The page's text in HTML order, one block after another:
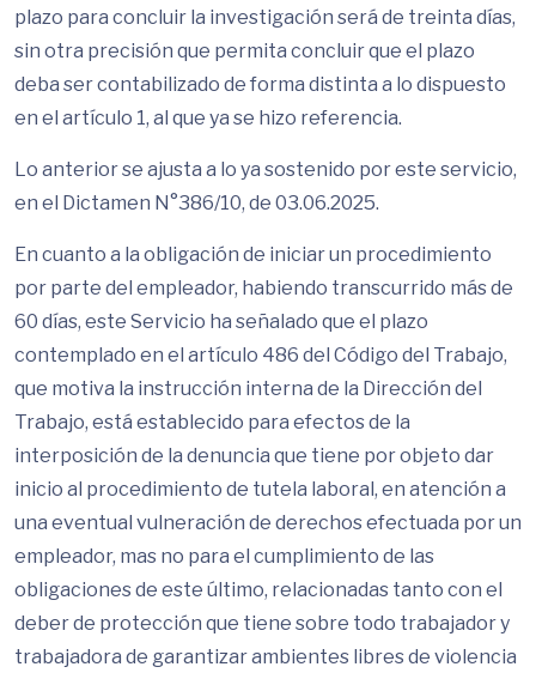
plazo para concluir la investigación será de treinta días,
sin otra precisión que permita concluir que el plazo
deba ser contabilizado de forma distinta a lo dispuesto
en el artículo 1, al que ya se hizo referencia.
Lo anterior se ajusta a lo ya sostenido por este servicio,
en el Dictamen N°386/10, de 03.06.2025.
En cuanto a la obligación de iniciar un procedimiento
por parte del empleador, habiendo transcurrido más de
60 días, este Servicio ha señalado que el plazo
contemplado en el artículo 486 del Código del Trabajo,
que motiva la instrucción interna de la Dirección del
Trabajo, está establecido para efectos de la
interposición de la denuncia que tiene por objeto dar
inicio al procedimiento de tutela laboral, en atención a
una eventual vulneración de derechos efectuada por un
empleador, mas no para el cumplimiento de las
obligaciones de este último, relacionadas tanto con el
deber de protección que tiene sobre todo trabajador y
trabajadora de garantizar ambientes libres de violencia